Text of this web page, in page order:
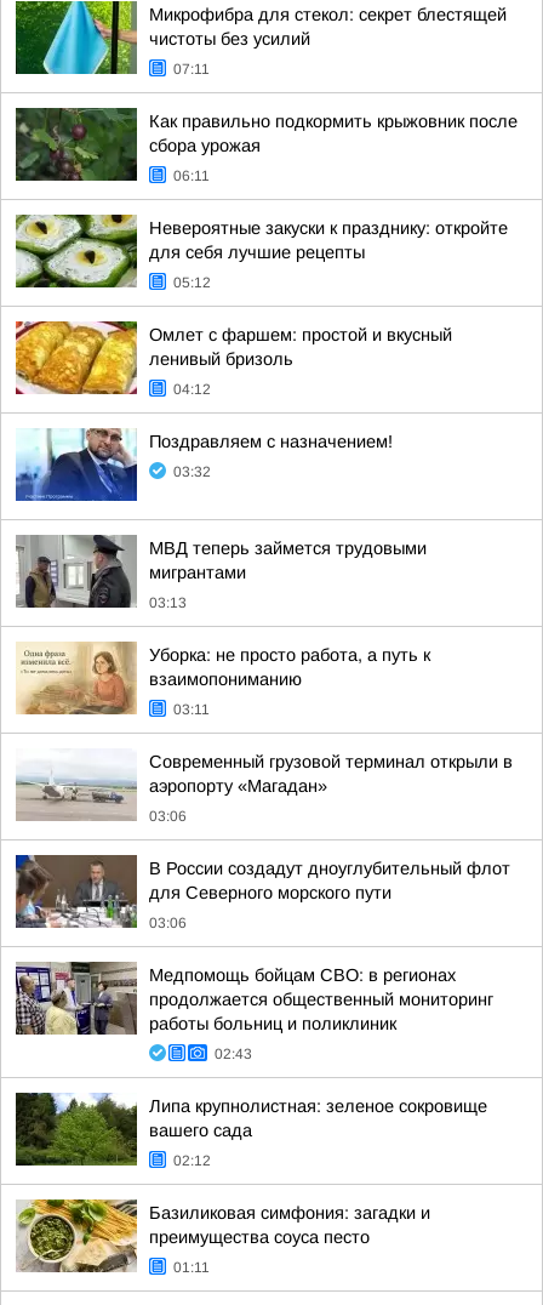
Микрофибра для стекол: секрет блестящей
чистоты без усилий
07:11
Как правильно подкормить крыжовник после
сбора урожая
06:11
Невероятные закуски к празднику: откройте
для себя лучшие рецепты
05:12
Омлет с фаршем: простой и вкусный
ленивый бризоль
04:12
Поздравляем с назначением!
03:32
МВД теперь займется трудовыми
мигрантами
03:13
Уборка: не просто работа, а путь к
взаимопониманию
03:11
Современный грузовой терминал открыли в
аэропорту «Магадан»
03:06
В России создадут дноуглубительный флот
для Северного морского пути
03:06
Медпомощь бойцам СВО: в регионах
продолжается общественный мониторинг
работы больниц и поликлиник
02:43
Липа крупнолистная: зеленое сокровище
вашего сада
02:12
Базиликовая симфония: загадки и
преимущества соуса песто
01:11